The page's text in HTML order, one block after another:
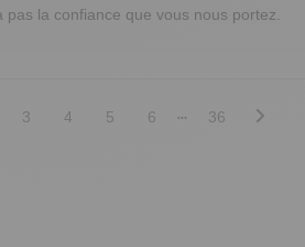
la confiance que vous nous portez.
3 4 5 6 36